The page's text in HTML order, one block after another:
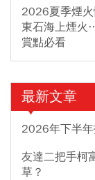
2026夏季煙火
東石海上煙火
賞點必看
最新文章
2026年下半
友達二把手柯
草？